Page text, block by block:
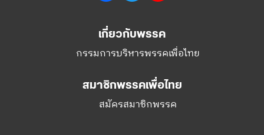
เกี่ยวกับพรรค
กรรมการบริหารพรรคเพื่อไทย
สมาชิกพรรคเพื่อไทย
สมัครสมาชิกพรรค